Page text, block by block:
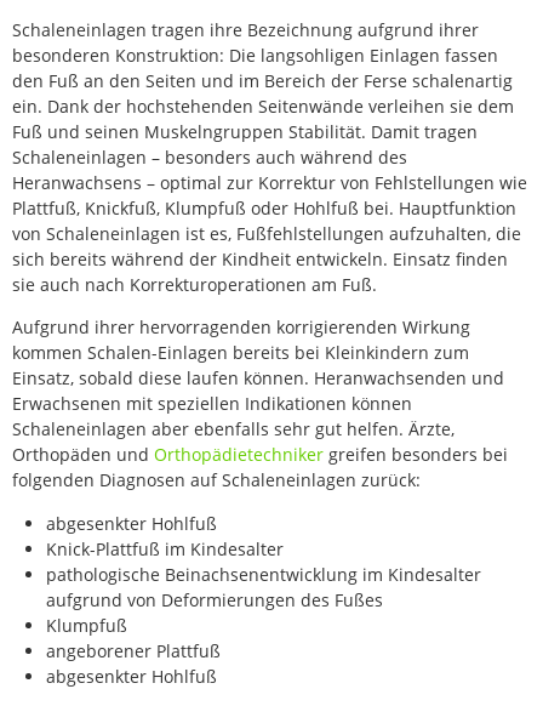
Schaleneinlagen tragen ihre Bezeichnung aufgrund ihrer
besonderen Konstruktion: Die langsohligen Einlagen fassen
den Fuß an den Seiten und im Bereich der Ferse schalenartig
ein. Dank der hochstehenden Seitenwände verleihen sie dem
Fuß und seinen Muskelngruppen Stabilität. Damit tragen
Schaleneinlagen – besonders auch während des
Heranwachsens – optimal zur Korrektur von Fehlstellungen wie
Plattfuß, Knickfuß, Klumpfuß oder Hohlfuß bei. Hauptfunktion
von Schaleneinlagen ist es, Fußfehlstellungen aufzuhalten, die
sich bereits während der Kindheit entwickeln. Einsatz finden
sie auch nach Korrekturoperationen am Fuß.
Aufgrund ihrer hervorragenden korrigierenden Wirkung
kommen Schalen-Einlagen bereits bei Kleinkindern zum
Einsatz, sobald diese laufen können. Heranwachsenden und
Erwachsenen mit speziellen Indikationen können
Schaleneinlagen aber ebenfalls sehr gut helfen. Ärzte,
Orthopäden und Orthopädietechniker greifen besonders bei
folgenden Diagnosen auf Schaleneinlagen zurück:
abgesenkter Hohlfuß
Knick-Plattfuß im Kindesalter
pathologische Beinachsenentwicklung im Kindesalter
aufgrund von Deformierungen des Fußes
Klumpfuß
angeborener Plattfuß
abgesenkter Hohlfuß